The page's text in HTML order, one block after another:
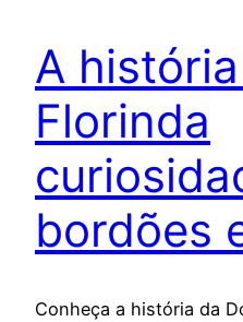
A
Florinda
bordões
Conheça a história da